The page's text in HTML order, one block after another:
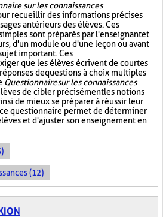
sur les connaissances
recueillir des informations précises
antérieurs des élèves. Ces
sont préparés par l'enseignant et
d'un module ou d'une leçon ou avant
important. Ces
que les élèves écrivent de courtes
de questions à choix multiples
Questionnaire sur les connaissances
de cibler précisément les notions
de mieux se préparer à réussir leur
questionnaire permet de déterminer
et d'ajuster son enseignement en
(12)